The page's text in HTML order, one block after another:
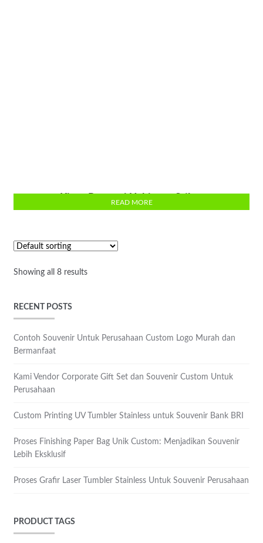
READ MORE
Showing all 8 results
RECENT POSTS
Contoh Souvenir Untuk Perusahaan Custom Logo Murah dan
Bermanfaat
Kami Vendor Corporate Gift Set dan Souvenir Custom Untuk
Perusahaan
Custom Printing UV Tumbler Stainless untuk Souvenir Bank BRI
Proses Finishing Paper Bag Unik Custom: Menjadikan Souvenir
Lebih Eksklusif
Proses Grafir Laser Tumbler Stainless Untuk Souvenir Perusahaan
PRODUCT TAGS